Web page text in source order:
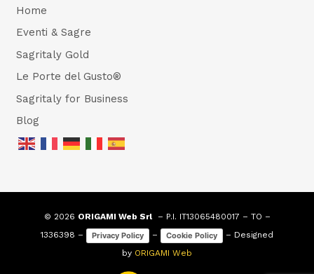
Home
Eventi & Sagre
Sagritaly Gold
Le Porte del Gusto®
Sagritaly for Business
Blog
© 2026 ORIGAMI Web Srl– P.I. IT13065480017 – TO –
1336398 –
Privacy Policy – Cookie Policy
– Designed
by ORIGAMI Web